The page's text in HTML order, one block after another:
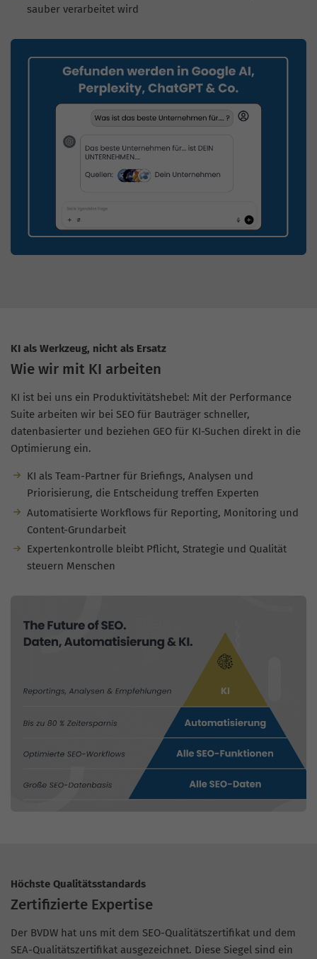
sauber verarbeitet wird
KI als Werkzeug, nicht als Ersatz
Wie wir mit KI arbeiten
KI ist bei uns ein Produktivitätshebel: Mit der Performance
Suite arbeiten wir bei SEO für Bauträger schneller,
datenbasierter und beziehen GEO für KI-Suchen direkt in die
Optimierung ein.
KI als Team-Partner für Briefings, Analysen und
Priorisierung, die Entscheidung treffen Experten
Automatisierte Workflows für Reporting, Monitoring und
Content-Grundarbeit
Expertenkontrolle bleibt Pflicht, Strategie und Qualität
steuern Menschen
Höchste Qualitätsstandards
Zertifizierte Expertise
Der BVDW hat uns mit dem SEO-Qualitätszertifikat und dem
SEA-Qualitätszertifikat ausgezeichnet. Diese Siegel sind ein